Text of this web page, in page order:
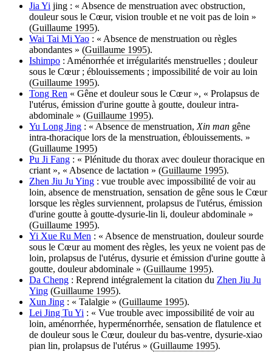
Jia Yi jing : « Absence de menstruation avec obstruction,
douleur sous le Cœur, vision trouble et ne voit pas de loin »
(Guillaume 1995).
Wai Tai Mi Yao : « Absence de menstruation ou règles
abondantes » (Guillaume 1995).
Ishimpo : Aménorrhée et irrégularités menstruelles ; douleur
sous le Cœur ; éblouissements ; impossibilité de voir au loin
(Guillaume 1995).
Tong Ren « Gêne et douleur sous le Cœur », « Prolapsus de
l'utérus, émission d'urine goutte à goutte, douleur intra-
abdominale » (Guillaume 1995).
Yu Long Jing : « Absence de menstruation, Xin man gêne
intra-thoracique lors de la menstruation, éblouissements. »
(Guillaume 1995)
Pu Ji Fang : « Plénitude du thorax avec douleur thoracique en
criant », « Absence de lactation » (Guillaume 1995).
Zhen Jiu Ju Ying : vue trouble avec impossibilité de voir au
loin, absence de menstruation, sensation de gêne sous le Cœur
lorsque les règles surviennent, prolapsus de l'utérus, émission
d'urine goutte à goutte-dysurie-lin li, douleur abdominale »
(Guillaume 1995).
Yi Xue Ru Men : « Absence de menstruation, douleur sourde
sous le Cœur au moment des règles, les yeux ne voient pas de
loin, prolapsus de l'utérus, dysurie et émission d'urine goutte à
goutte, douleur abdominale » (Guillaume 1995).
Da Cheng : Reprend intégralement la citation du Zhen Jiu Ju
Ying (Guillaume 1995).
Xun Jing : « Talalgie » (Guillaume 1995).
Lei Jing Tu Yi : « Vue trouble avec impossibilité de voir au
loin, aménorrhée, hyperménorrhée, sensation de flatulence et
de douleur sous le Cœur, douleur du bas-ventre, dysurie-xiao
pian lin, prolapsus de l'utérus » (Guillaume 1995).